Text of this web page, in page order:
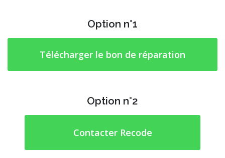
Option n°1
Télécharger le bon de réparation
Option n°2
Contacter Recode